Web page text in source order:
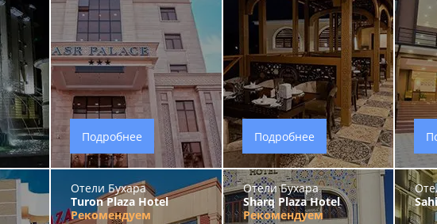
Подробнее Подробнее
Отели Бухара
Turon Plaza Hotel
Рекомендуем
Отели Бухара
Sharq Plaza Hotel
Рекомендуем